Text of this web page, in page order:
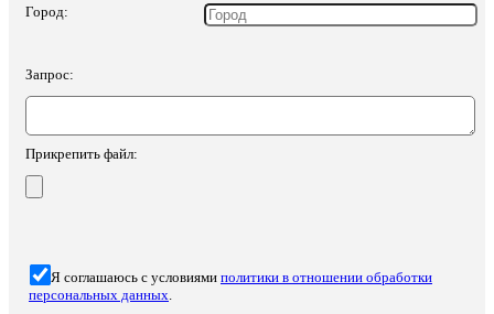
Город:
Запрос:
Прикрепить файл:
Я соглашаюсь с условиями политики в отношении обработки
персональных данных